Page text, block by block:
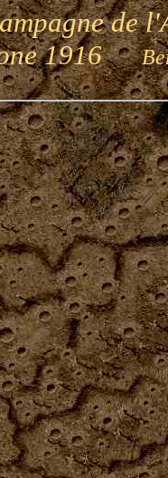
de
1916